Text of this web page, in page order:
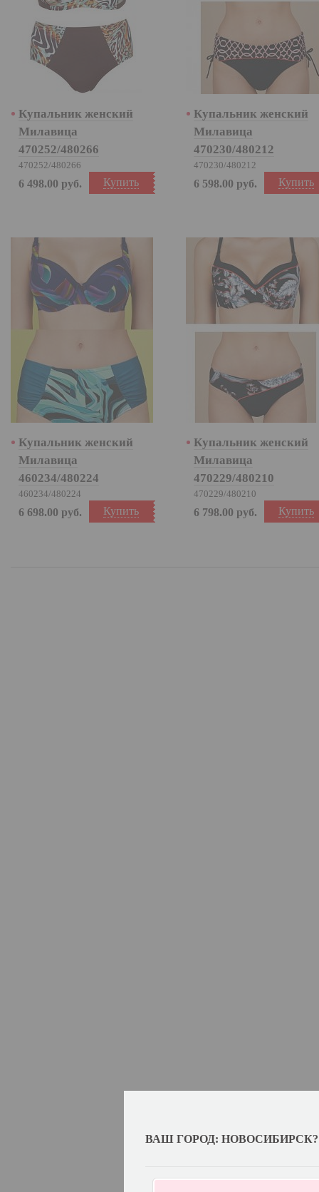
Купальник женский
Милавица
470252/480266
470252/480266
Купить
6 498.00 руб.
Купальник женский
Милавица
470230/480212
470230/480212
Купить
6 598.00 руб.
Купальник женский
Милавица
460234/480224
460234/480224
Купить
6 698.00 руб.
Купальник женский
Милавица
470229/480210
470229/480210
Купить
6 798.00 руб.
ВАШ ГОРОД: НОВОСИБИРСК?